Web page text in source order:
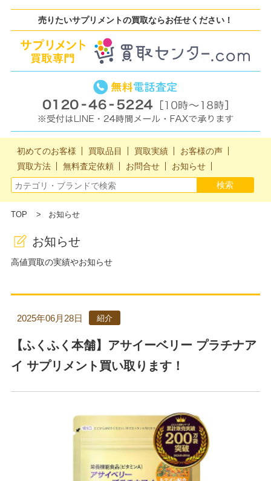
売りたいサプリメントの買取ならお任せください！
初めてのお客様 買取品目 買取実績
お客様の声
買取方法
無料査定依頼 お問合せ お知らせ
TOP お知らせ
お知らせ
高値買取の実績やお知らせ
【ふくふく本舗】アサイーベリー プラチナア
イ サプリメント買い取ります！
2025年06月28日 紹介